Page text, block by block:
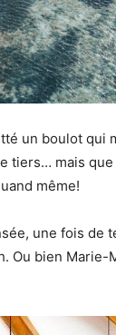
un boulot
mais que
même!
une fois de
Ou bien Marie-